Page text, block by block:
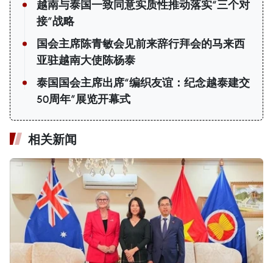
越南与泰国一致同意实质性推动落实“三个对
接”战略
国会主席陈青敏会见前来辞行拜会的马来西
亚驻越南大使陈杨泰
泰国国会主席出席“编织友谊：纪念越泰建交
50周年”展览开幕式
相关新闻